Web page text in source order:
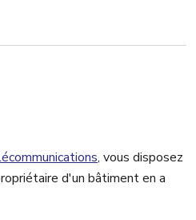
, vous disposez
d'un bâtiment en a